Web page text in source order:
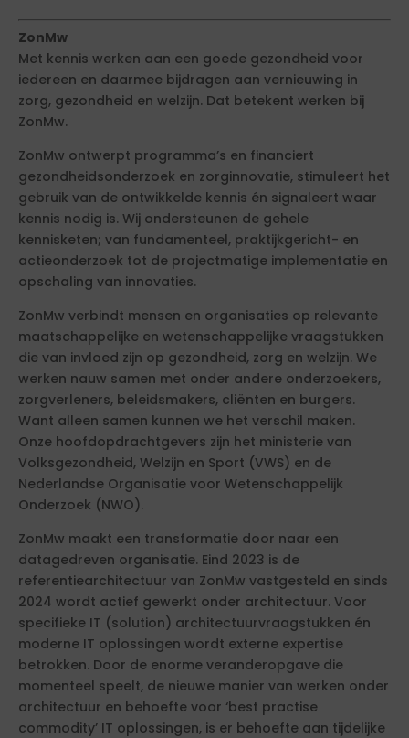
ZonMw
Met kennis werken aan een goede gezondheid voor
iedereen en daarmee bijdragen aan vernieuwing in
zorg, gezondheid en welzijn. Dat betekent werken bij
ZonMw.
ZonMw ontwerpt programma’s en financiert
gezondheidsonderzoek en zorginnovatie, stimuleert het
gebruik van de ontwikkelde kennis én signaleert waar
kennis nodig is. Wij ondersteunen de gehele
kennisketen; van fundamenteel, praktijkgericht- en
actieonderzoek tot de projectmatige implementatie en
opschaling van innovaties.
ZonMw verbindt mensen en organisaties op relevante
maatschappelijke en wetenschappelijke vraagstukken
die van invloed zijn op gezondheid, zorg en welzijn. We
werken nauw samen met onder andere onderzoekers,
zorgverleners, beleidsmakers, cliënten en burgers.
Want alleen samen kunnen we het verschil maken.
Onze hoofdopdrachtgevers zijn het ministerie van
Volksgezondheid, Welzijn en Sport (VWS) en de
Nederlandse Organisatie voor Wetenschappelijk
Onderzoek (NWO).
ZonMw maakt een transformatie door naar een
datagedreven organisatie. Eind 2023 is de
referentiearchitectuur van ZonMw vastgesteld en sinds
2024 wordt actief gewerkt onder architectuur. Voor
specifieke IT (solution) architectuurvraagstukken én
moderne IT oplossingen wordt externe expertise
betrokken. Door de enorme veranderopgave die
momenteel speelt, de nieuwe manier van werken onder
architectuur en behoefte voor ‘best practise
commodity’ IT oplossingen, is er behoefte aan tijdelijke